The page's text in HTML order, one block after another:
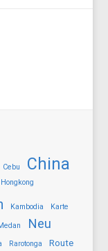
Cebu China
Hongkong
Kambodia Karte
Neu
Rarotonga
Route